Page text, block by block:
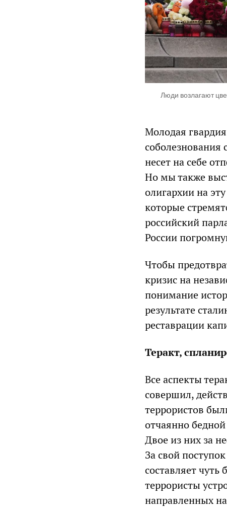
Люди возлагают
Молодая
несет на себе
Но мы также
олигархии на
которые
российский
России
Чтобы
кризис на
понимание
результате
реставрации
Теракт,
Все аспекты
совершил,
террористов
отчаянно
Двое из них за
За свой
составляет
террористы
направленных